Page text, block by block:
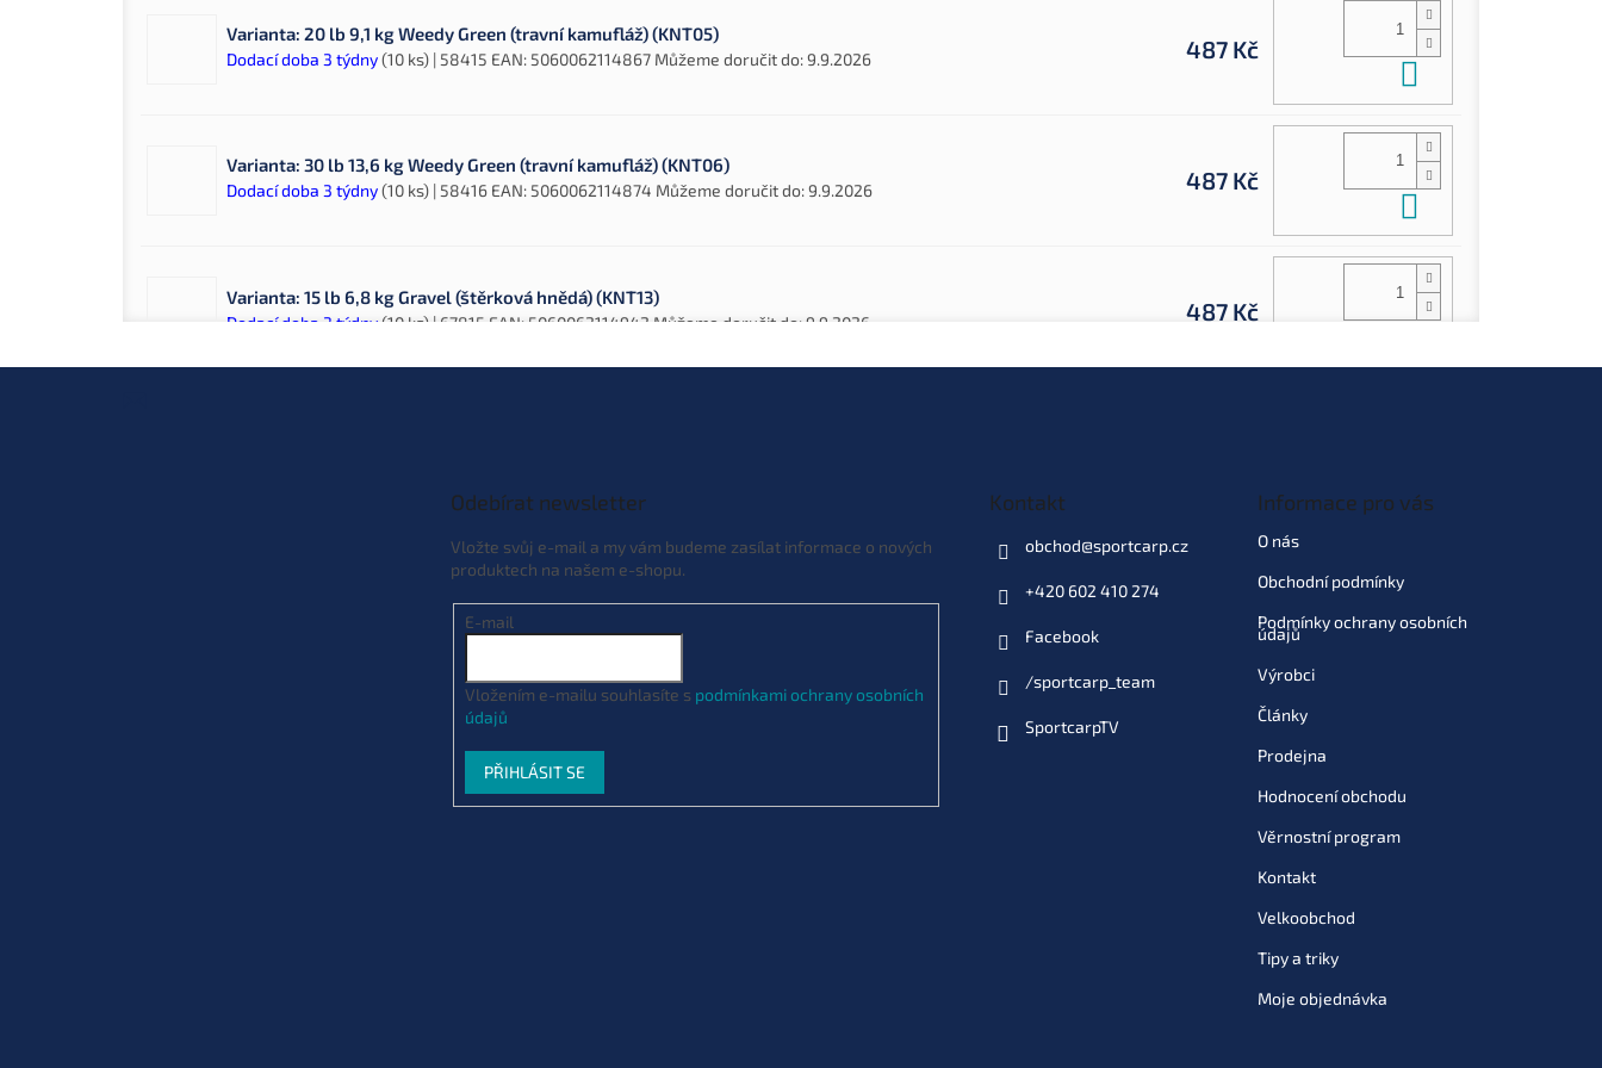
Varianta: 20 lb 9,1 kg Weedy Green (travní kamufláž) (KNT05)
Dodací doba 3 týdny(10 ks) | 58415 EAN: 5060062114867 Můžeme doručit do:9.9.2026 487 Kč
Varianta: 30 lb 13,6 kg Weedy Green (travní kamufláž) (KNT06)
Dodací doba 3 týdny(10 ks) | 58416 EAN:5060062114874 Můžeme doručit do:9.9.2026 487 Kč
Varianta: 15 lb 6,8 kg Gravel (štěrková hnědá) (KNT13)
Dodací doba 3 týdny(10 ks) | 67815 EAN: 5060062114942 Můžeme doručit do:9.9.2026 487 Kč
Varianta: 30 lb 13,6 kg Gravel(štěrková hnědá) (KNT15)
| 67817 Můžeme doručit do: 487 Kč
Odebírat newsletter
Vložte svůj e-mail a my vám budeme zasílat informace o nových
produktech na našem e-shopu.
E-mail
Vložením e-mailu souhlasíte s podmínkami ochrany osobních
údajů
PŘIHLÁSIT SE
Kontakt
obchod@sportcarp.cz
+420 602 410 274
Facebook
/sportcarp_team
SportcarpTV
Informace pro vás
O nás
Obchodní podmínky
Podmínky ochrany osobních
údajů
Výrobci
Články
Prodejna
Hodnocení obchodu
Věrnostní program
Kontakt
Velkoobchod
Tipy a triky
Moje objednávka